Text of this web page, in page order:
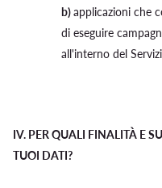
b)applicazioni che
di eseguire
all'interno del
IV. PER QUALI FINALITÀ E
TUOI DATI?